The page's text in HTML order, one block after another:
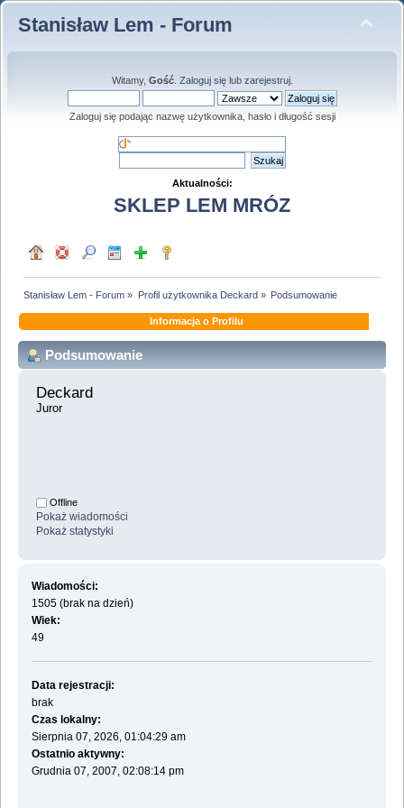
Stanisław Lem - Forum
Witamy, Gość. Zaloguj sięlub zarejestruj.
Zaloguj się podając nazwę użytkownika, hasło i długość sesji
Aktualności:
SKLEP LEM MRÓZ
Stanisław Lem - Forum » Profil użytkownika Deckard» Podsumowanie
Informacja o Profilu
Podsumowanie
Deckard
Juror
Offline
Pokaż wiadomości
Pokaż statystyki
Wiadomości:
1505 (brak na dzień)
Wiek:
49
Data rejestracji:
brak
Czas lokalny:
Sierpnia 07, 2026, 01:04:29 am
Ostatnio aktywny:
Grudnia 07, 2007, 02:08:14 pm